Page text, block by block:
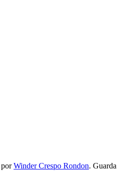
porWinder Crespo Rondon. Guarda